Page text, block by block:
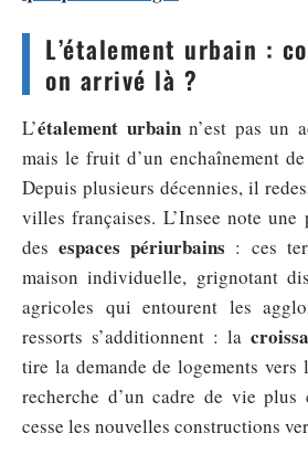
L’étalement urbain :
on arrivé là ?
L’étalement urbainn’est pas un
mais le fruit d’un enchaînement
Depuis plusieurs décennies, il
villes françaises. L’Insee note une
desespaces périurbains : ces
maison individuelle, grignotant
agricoles qui entourent les
ressorts s’additionnent : la
tire la demande de logements
recherche d’un cadre de vie plus
cesse les nouvelles constructions